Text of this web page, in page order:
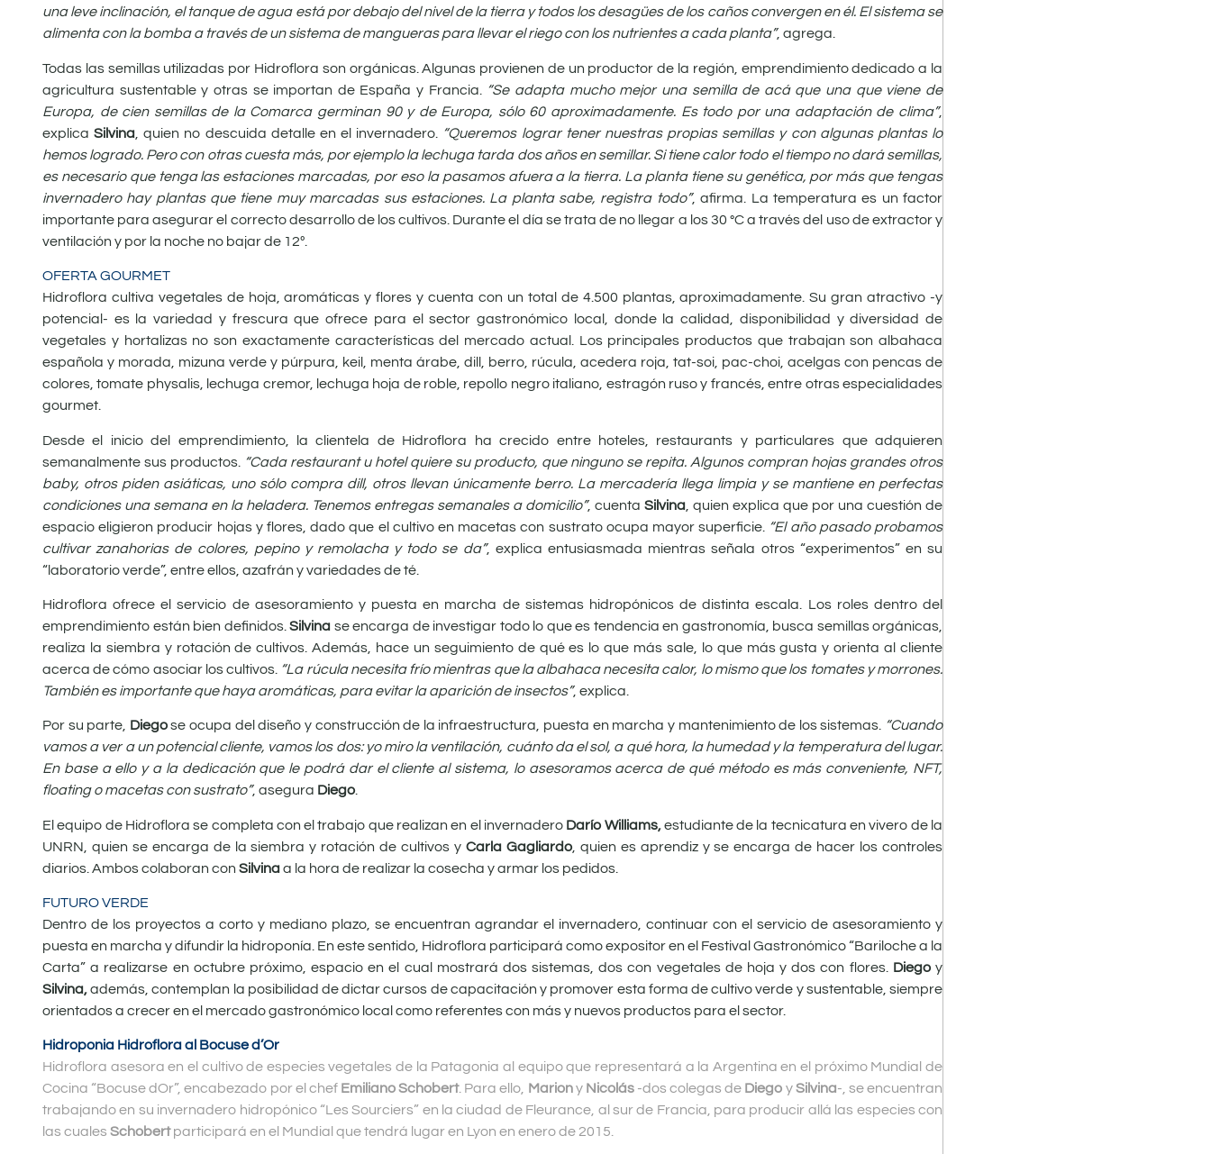
una leve inclinación, el tanque de agua está por debajo del nivel de la tierra y todos los desagües de los caños convergen en él. El sistema se
alimenta con la bomba a través de un sistema de mangueras para llevar el riego con los nutrientes a cada planta”, agrega.
Todas las semillas utilizadas por Hidroflora son orgánicas. Algunas provienen de un productor de la región, emprendimiento dedicado a la
agricultura sustentable y otras se importan de España y Francia.
“Se adapta mucho mejor una semilla de acá que una que viene de
Europa, de cien semillas de la Comarca germinan 90 y de Europa, sólo 60 aproximadamente. Es todo por una adaptación de clima”,
explicaSilvina , quien no descuida detalle en el invernadero. “Queremos lograr tener nuestras propias semillas y con algunas plantas lo
hemos logrado. Pero con otras cuesta más, por ejemplo la lechuga tarda dos años en semillar. Si tiene calor todo el tiempo no dará semillas,
es necesario que tenga las estaciones marcadas, por eso la pasamos afuera a la tierra. La planta tiene su genética, por más que tengas
invernadero hay plantas que tiene muy marcadas sus estaciones. La planta sabe, registra todo”, afirma. La temperatura es un factor
importante para asegurar el correcto desarrollo de los cultivos. Durante el día se trata de no llegar a los 30 °C a través del uso de extractor y
ventilación y por la noche no bajar de 12º.
OFERTA GOURMET
Hidroflora cultiva vegetales de hoja, aromáticas y flores y cuenta con un total de 4.500 plantas, aproximadamente. Su gran atractivo -y
potencial- es la variedad y frescura que ofrece para el sector gastronómico local, donde la calidad, disponibilidad y diversidad de
vegetales y hortalizas no son exactamente características del mercado actual. Los principales productos que trabajan son albahaca
española y morada, mizuna verde y púrpura, keil, menta árabe, dill, berro, rúcula, acedera roja, tat-soi, pac-choi, acelgas con pencas de
colores, tomate physalis, lechuga cremor, lechuga hoja de roble, repollo negro italiano, estragón ruso y francés, entre otras especialidades
gourmet.
Desde el inicio del emprendimiento, la clientela de Hidroflora ha crecido entre hoteles, restaurants y particulares que adquieren
semanalmente sus productos. “Cada restaurant u hotel quiere su producto, que ninguno se repita. Algunos compran hojas grandes otros
baby, otros piden asiáticas, uno sólo compra dill, otros llevan únicamente berro. La mercadería llega limpia y se mantiene en perfectas
condiciones una semana en la heladera. Tenemos entregas semanales a domicilio”, cuenta Silvina , quien explica que por una cuestión de
espacio eligieron producir hojas y flores, dado que el cultivo en macetas con sustrato ocupa mayor superficie. “El año pasado probamos
cultivar zanahorias de colores, pepino y remolacha y todo se da”, explica entusiasmada mientras señala otros “experimentos” en su
“laboratorio verde”, entre ellos, azafrán y variedades de té.
Hidroflora ofrece el servicio de asesoramiento y puesta en marcha de sistemas hidropónicos de distinta escala. Los roles dentro del
emprendimiento están bien definidos. Silvina se encarga de investigar todo lo que es tendencia en gastronomía, busca semillas orgánicas,
realiza la siembra y rotación de cultivos. Además, hace un seguimiento de qué es lo que más sale, lo que más gusta y orienta al cliente
acerca de cómo asociar los cultivos. “La rúcula necesita frío mientras que la albahaca necesita calor, lo mismo que los tomates y morrones.
También es importante que haya aromáticas, para evitar la aparición de insectos”, explica.
Por su parte, Diegose ocupa del diseño y construcción de la infraestructura, puesta en marcha y mantenimiento de los sistemas. “Cuando
vamos a ver a un potencial cliente, vamos los dos: yo miro la ventilación, cuánto da el sol, a qué hora, la humedad y la temperatura del lugar.
En base a ello y a la dedicación que le podrá dar el cliente al sistema, lo asesoramos acerca de qué método es más conveniente, NFT,
floating o macetas con sustrato”, asegura Diego.
El equipo de Hidroflora se completa con el trabajo que realizan en el invernadero Darío Williams,estudiante de la tecnicatura en vivero de la
UNRN, quien se encarga de la siembra y rotación de cultivos y Carla Gagliardo, quien es aprendiz y se encarga de hacer los controles
diarios. Ambos colaboran con Silvinaa la hora de realizar la cosecha y armar los pedidos.
FUTURO VERDE
Dentro de los proyectos a corto y mediano plazo, se encuentran agrandar el invernadero, continuar con el servicio de asesoramiento y
puesta en marcha y difundir la hidroponía. En este sentido, Hidroflora participará como expositor en el Festival Gastronómico “Bariloche a la
Carta” a realizarse en octubre próximo, espacio en el cual mostrará dos sistemas, dos con vegetales de hoja y dos con flores. Diegoy
Silvina,además, contemplan la posibilidad de dictar cursos de capacitación y promover esta forma de cultivo verde y sustentable, siempre
orientados a crecer en el mercado gastronómico local como referentes con más y nuevos productos para el sector.
Hidroponia Hidroflora al Bocuse d’Or
Hidroflora asesora en el cultivo de especies vegetales de la Patagonia al equipo que representará a la Argentina en el próximo Mundial de
Cocina “Bocuse dOr”, encabezado por el chef Emiliano Schobert. Para ello, Mariony Nicolás-dos colegas de Diego ySilvina-, se encuentran
trabajando en su invernadero hidropónico “Les Sourciers” en la ciudad de Fleurance, al sur de Francia, para producir allá las especies con
las cuales Schobertparticipará en el Mundial que tendrá lugar en Lyon en enero de 2015.